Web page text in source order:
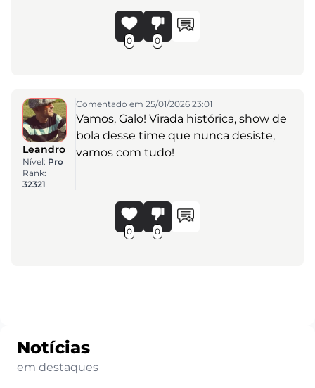
0 0
Leandro
Nível: Pro
Rank:
32321
Comentado em 25/01/2026 23:01
Vamos, Galo! Virada histórica, show de
bola desse time que nunca desiste,
vamos com tudo!
0 0
Notícias
em destaques